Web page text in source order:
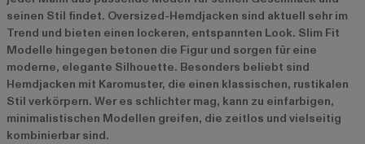
seinen Stil findet. Oversized-Hemdjacken sind aktuell sehr im
Trend und bieten einen lockeren, entspannten Look. Slim Fit
Modelle hingegen betonen die Figur und sorgen für eine
moderne, elegante Silhouette. Besonders beliebt sind
Hemdjacken mit Karomuster, die einen klassischen, rustikalen
Stil verkörpern. Wer es schlichter mag, kann zu einfarbigen,
minimalistischen Modellen greifen, die zeitlos und vielseitig
kombinierbar sind.